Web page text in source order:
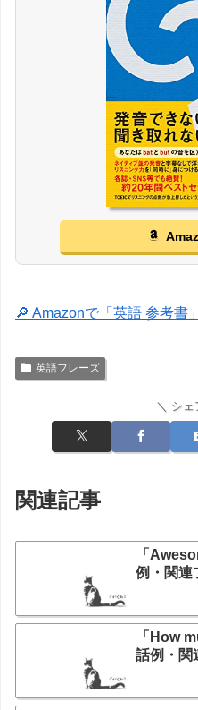
🔎 Amazonで「英語 参考書
英語フレーズ
＼ シェ
関連記事
「
例・関連
「How
話例・関